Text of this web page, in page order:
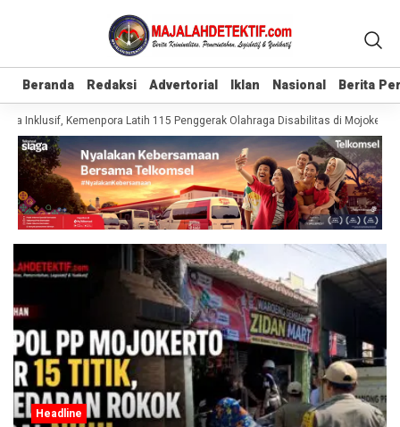
Beranda Redaksi Advertorial Iklan Nasional Berita
Beranda Redaksi Advertorial Iklan Nasional Berita
Inklusif, Kemenpora Latih 115 Penggerak Olahraga Disabilitas di Mojokerto
Headline